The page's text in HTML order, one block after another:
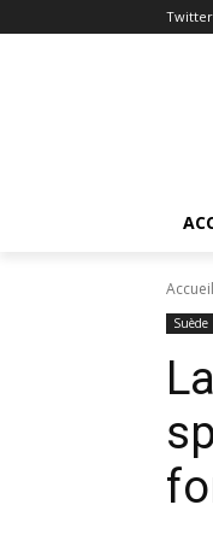
Twitter
Accueil
Suède